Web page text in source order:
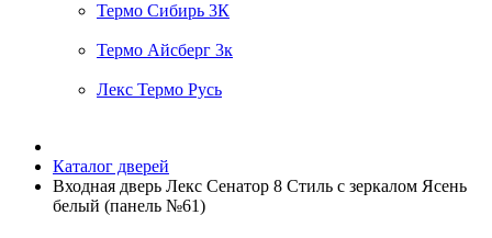
Термо Сибирь 3К
Термо Айсберг 3к
Лекс Термо Русь
Каталог дверей
Входная дверь Лекс Сенатор 8 Стиль с зеркалом Ясень
белый (панель №61)